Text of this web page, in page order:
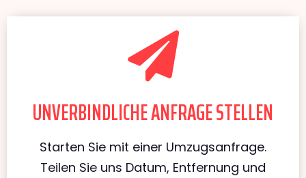
UNVERBINDLICHE ANFRAGE STELLEN
Starten Sie mit einer Umzugsanfrage.
Teilen Sie uns Datum, Entfernung und